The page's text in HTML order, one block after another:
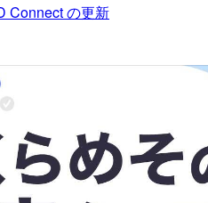
Connect の更新